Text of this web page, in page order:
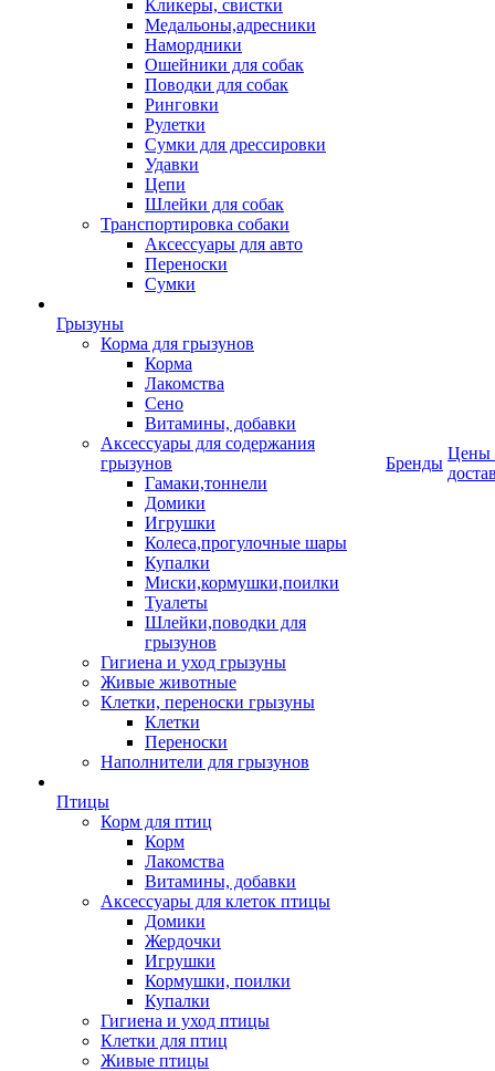
Кликеры, свистки
Медальоны,адресники
Намордники
Ошейники для собак
Поводки для собак
Ринговки
Рулетки
Сумки для дрессировки
Удавки
Цепи
Шлейки для собак
Транспортировка собаки
Аксессуары для авто
Переноски
Сумки
Грызуны
Корма для грызунов
Корма
Лакомства
Сено
Витамины, добавки
Аксессуары для содержания
грызунов
Гамаки,тоннели
Домики
Игрушки
Колеса,прогулочные шары
Купалки
Миски,кормушки,поилки
Туалеты
Шлейки,поводки для
грызунов
Гигиена и уход грызуны
Живые животные
Клетки, переноски грызуны
Клетки
Переноски
Наполнители для грызунов
Птицы
Корм для птиц
Корм
Лакомства
Витамины, добавки
Аксессуары для клеток птицы
Домики
Жердочки
Игрушки
Кормушки, поилки
Купалки
Гигиена и уход птицы
Клетки для птиц
Живые птицы
Бренды
Цены